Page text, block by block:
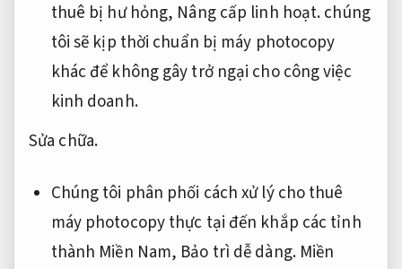
thuê bị hư hỏng, Nâng cấp linh hoạt.chúng
tôi sẽ kịp thời chuẩn bị máy photocopy
khác để không gây trở ngại cho công việc
kinh doanh.
Sửa chữa.
Chúng tôi phân phối cách xử lý cho thuê
máy photocopy thực tại đến khắp các tỉnh
thành Miền Nam, Bảo trì dễ dàng.Miền